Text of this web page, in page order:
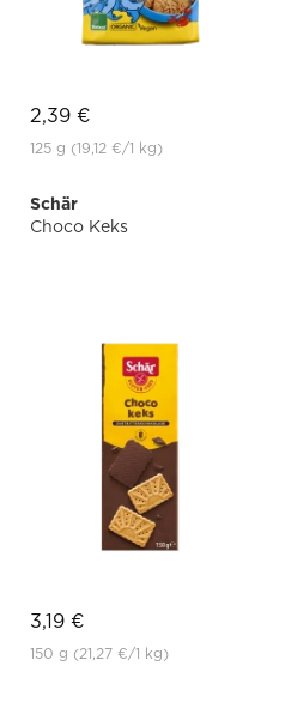
2,39 €
125 g (19,12 €/1 kg)
Schär
Choco Keks
3,19 €
150 g (21,27 €/1 kg)